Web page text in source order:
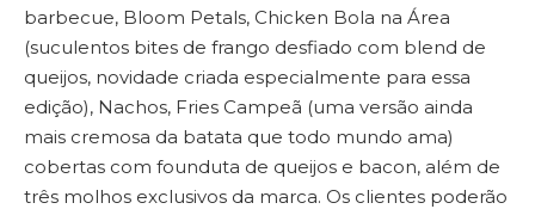
barbecue, Bloom Petals, Chicken Bola na Área
(suculentos bites de frango desfiado com blend de
queijos, novidade criada especialmente para essa
edição), Nachos, Fries Campeã (uma versão ainda
mais cremosa da batata que todo mundo ama)
cobertas com founduta de queijos e bacon, além de
três molhos exclusivos da marca. Os clientes poderão